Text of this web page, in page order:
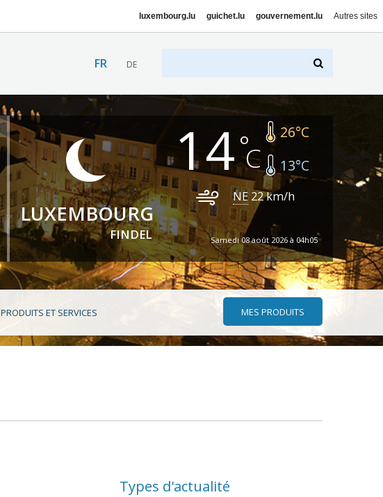
luxembourg.lu guichet.lu gouvernement.lu Autres sites
FR DE
LUXEMBOURG
FINDEL
14 26°C
13°C
NE 22km/h
Samedi 08 août 2026 à 04h05
PRODUITS ET SERVICES MES PRODUITS
Types d'actualité